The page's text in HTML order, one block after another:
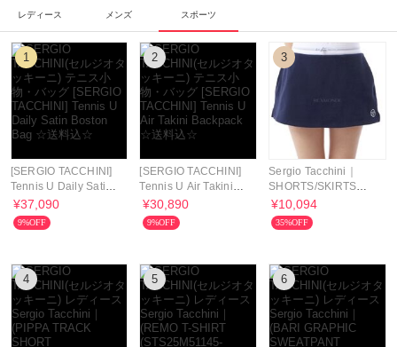
レディース メンズ スポーツ
1
[SERGIO TACCHINI]
Tennis U Daily Satin
Boston Bag ☆送料込
☆
¥37,090
9%OFF
2
[SERGIO TACCHINI]
Tennis U Air Takini
Backpack ☆送料込☆
¥30,890
9%OFF
3
Sergio Tacchini｜
SHORTS/SKIRTS
(AIDA SKORT
(STS25W51218-
¥10,094
35%OFF
4 5 6